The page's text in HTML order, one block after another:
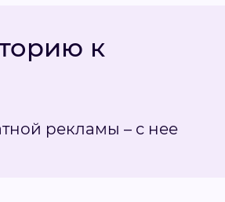
к
рекламы – с нее